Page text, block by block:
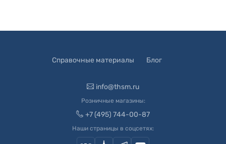
Справочные материалы Блог
info@thsm.ru
Розничные магазины:
+7 (495) 744-00-87
Наши страницы в соцсетях: